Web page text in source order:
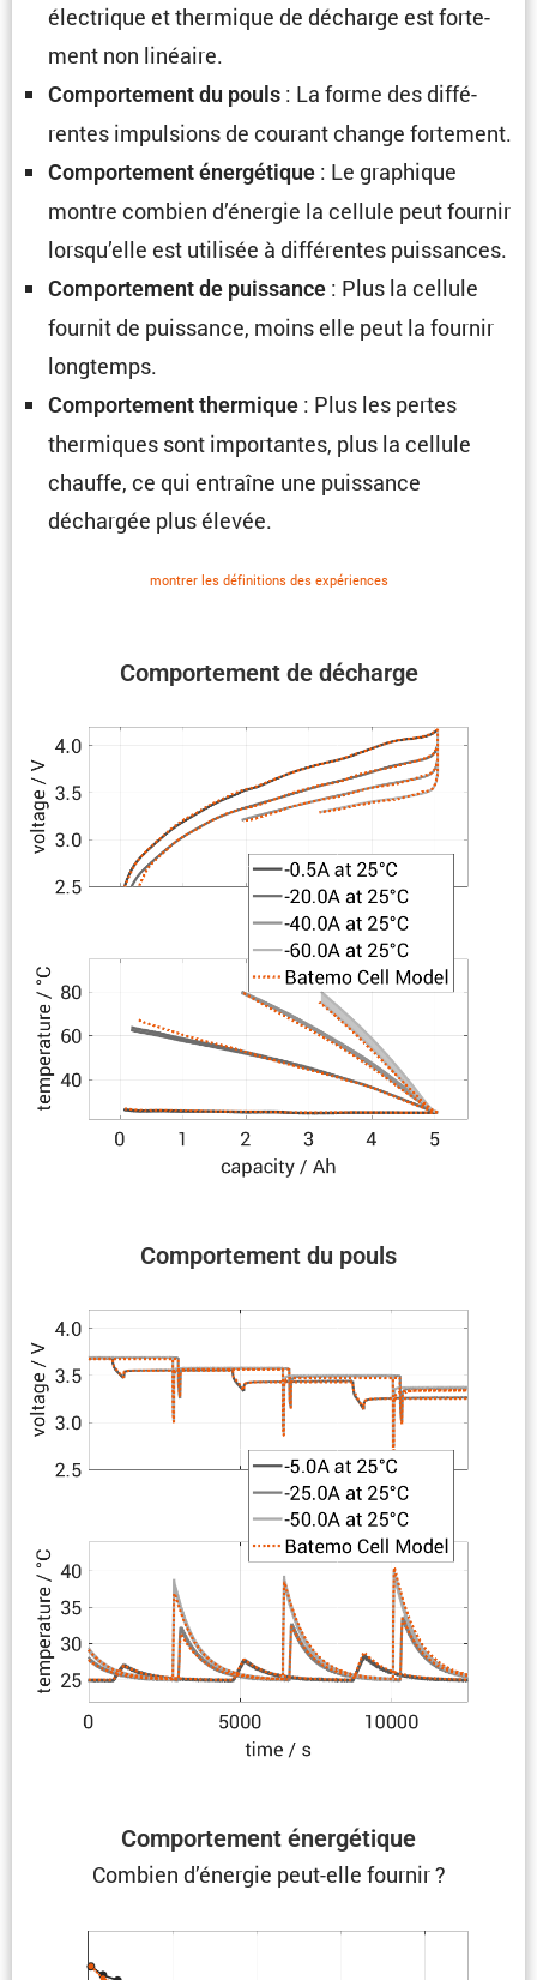
Compor­te­ment de décharge
électrique et thermique de décharge est forte­
ment non linéaire.
Compor­te­ment du pouls : La forme des diffé­
rentes impul­sions de courant change fortement.
Compor­te­ment énergé­tique : Le graphique
montre combien d’énergie la cellule peut fournir
lorsqu’elle est utilisée à diffé­rentes puissances.
Compor­te­ment de puissance : Plus la cellule
fournit de puissance, moins elle peut la fournir
longtemps.
Compor­te­ment thermique : Plus les pertes
thermiques sont impor­tantes, plus la cellule
chauffe, ce qui entraîne une puissance
déchargée plus élevée.
Compor­te­ment du pouls
montrer les défini­tions des expériences
Compor­te­ment énergétique
Combien d’énergie peut-elle fournir ?